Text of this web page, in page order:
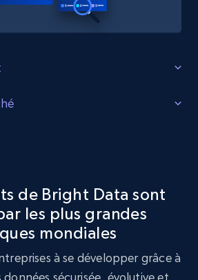
maintenant
préférences des clients.
de Bright Data sont
les plus grandes
mondiales
à se développer grâce à